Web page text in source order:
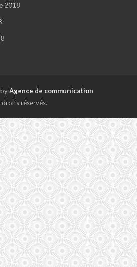
2018
Agence de communication
droits réservés.